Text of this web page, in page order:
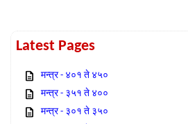
Latest Pages
मन्त्र - ४०१ ते ४५०
मन्त्र - ३५१ ते ४००
मन्त्र - ३०१ ते ३५०